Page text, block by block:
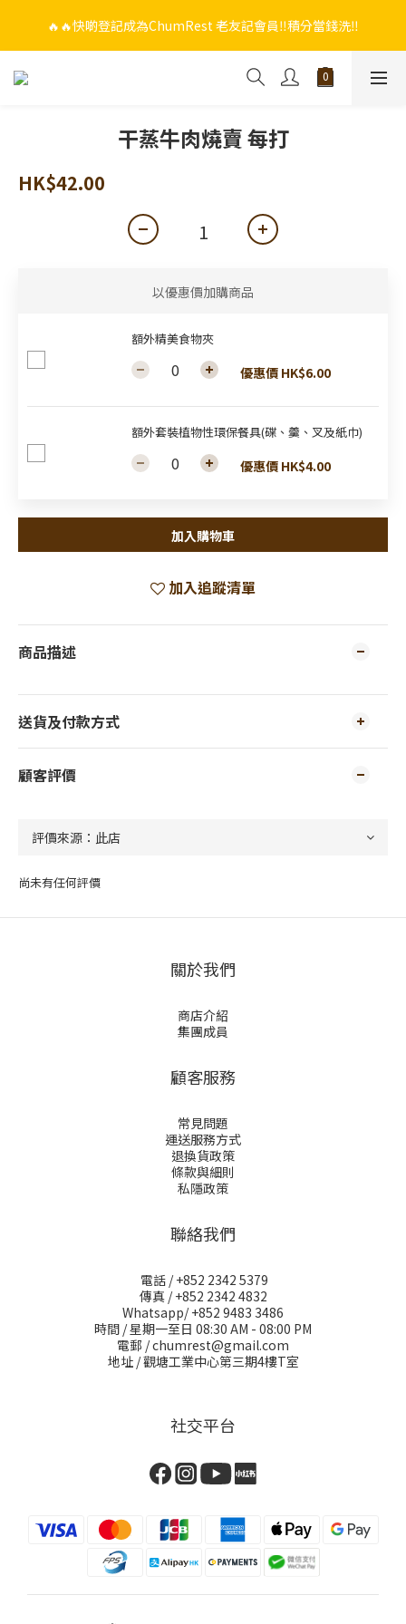
🔥🔥快啲登記成為ChumRest 老友記會員‼️積分當錢洗‼️
🔥🔥快啲登記成為ChumRest 老友記會員‼️積分當錢洗‼️
🎁🤩🤩超值優惠：網上下單選用~(銀行轉帳／FPS)為付款方式，滿
$988 即可免費獲贈手工紫蘇雞皮蝦（6串）價值$288‼️
🔥🔥快啲登記成為ChumRest 老友記會員‼️積分當錢洗‼️
干蒸牛肉燒賣 每打
HK$42.00
以優惠價加購商品
額外精美食物夾
優惠價 HK$6.00
額外套裝植物性環保餐具(碟、羹、叉及紙巾)
優惠價 HK$4.00
加入購物車
加入追蹤清單
商品描述
送貨及付款方式
顧客評價
尚未有任何評價
關於我們
商店介紹
集團成員
顧客服務
常見問題
運送服務方式
退換貨政策
條款與細則
私隱政策
聯絡我們
電話 / +852 2342 5379
傳真 / +852 2342 4832
Whatsapp/ +852 9483 3486
時間 / 星期一至日 08:30 AM - 08:00 PM
電郵 / chumrest@gmail.com
地址 / 觀塘工業中心第三期4樓T室
社交平台